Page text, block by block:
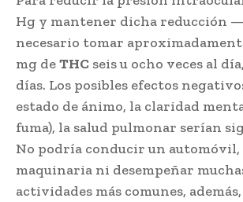
Hg y mantener dicha reducción
necesario tomar
mg deTHC seis u ocho veces al
días. Los posibles efectos
estado de ánimo, la claridad
fuma), la salud pulmonar serían
No podría conducir un automóvil,
maquinaria ni desempeñar
actividades más comunes,